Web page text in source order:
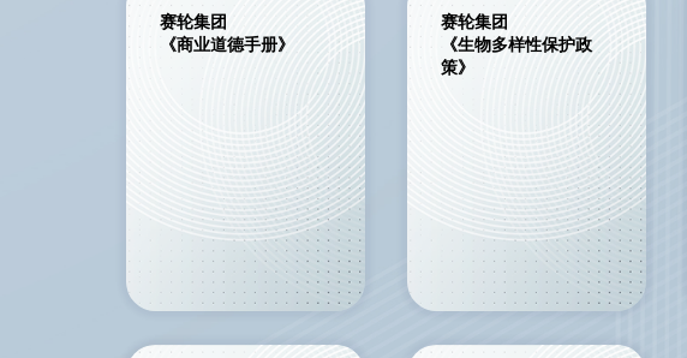
赛轮集团
《商业道德手册》
赛轮集团
《生物多样性保护政
策》